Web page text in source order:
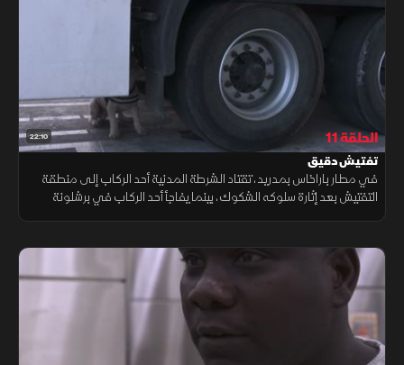
22:10 الحلقة 11
تفتيش دقيق
في مطار باراخاس بمدريد، تقتاد الشرطة المدنية أحد الركاب إلى منطقة
التفتيش بعد إثارة سلوكه الشكوك، بينما يفاجأ أحد الركاب في برشلونة